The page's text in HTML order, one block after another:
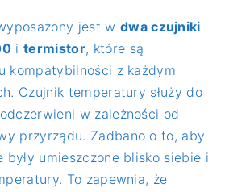
jest w dwa czujniki
itermistor, które są
kompatybilności z każdym
Czujnik temperatury służy do
w zależności od
przyrządu. Zadbano o to, aby
były umieszczone blisko siebie i
To zapewnia, że